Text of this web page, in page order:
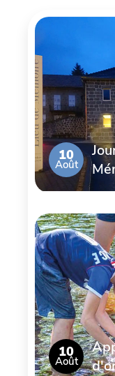
10
Août
10
Août